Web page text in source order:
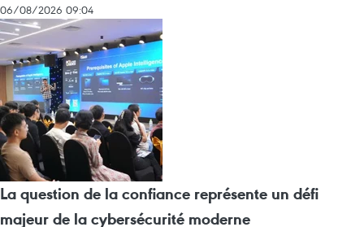
06/08/2026 09:04
La question de la confiance représente un défi
majeur de la cybersécurité moderne